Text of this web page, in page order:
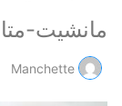
مانشيت-
Manchette